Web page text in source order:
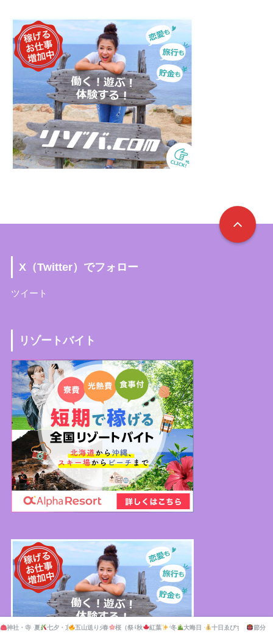
X（Twitter）でフォロー
ツイート
リゾートバイト
神社・寺・公園の市・マーケット
夏 七夕・京の七夕五山送り火・灯籠流し
春 桜（祭り） ライトアップ
秋 紅葉 ライトアップ
冬 大晦日・新年十日ゑびす大祭節分